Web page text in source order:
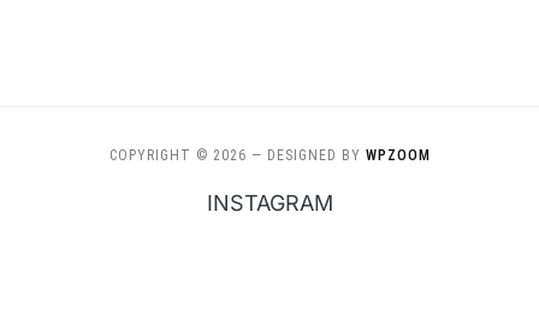
COPYRIGHT © 2026 — DESIGNED BY WPZOOM
INSTAGRAM